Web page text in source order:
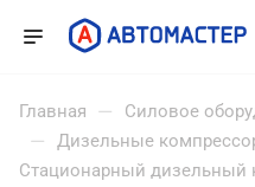
Главная — Силовое
— Дизельные
Стационарный дизельный